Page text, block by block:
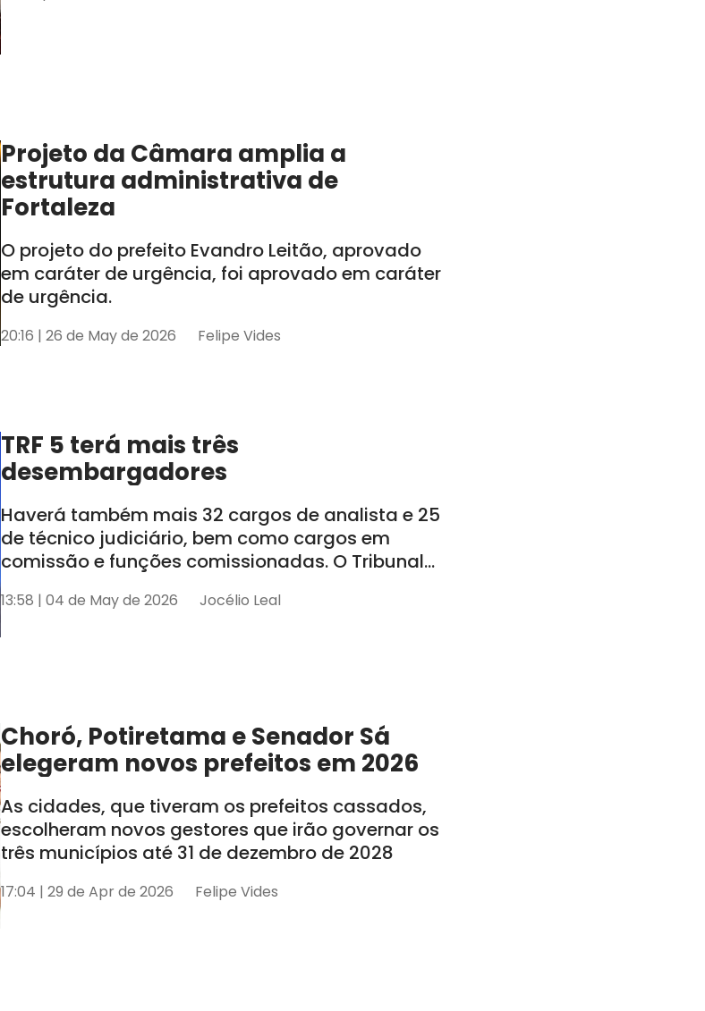
Projeto da Câmara amplia a
estrutura administrativa de
Fortaleza
O projeto do prefeito Evandro Leitão, aprovado
em caráter de urgência, foi aprovado em caráter
de urgência.
20:16 | 26 de May de 2026 Felipe Vides
TRF 5 terá mais três
desembargadores
Haverá também mais 32 cargos de analista e 25
de técnico judiciário, bem como cargos em
comissão e funções comissionadas. O Tribunal
AL e SE
13:58 | 04 de May de 2026 Jocélio Leal
Choró, Potiretama e Senador Sá
elegeram novos prefeitos em 2026
As cidades, que tiveram os prefeitos cassados,
escolheram novos gestores que irão governar os
três municípios até 31 de dezembro de 2028
17:04 | 29 de Apr de 2026 Felipe Vides